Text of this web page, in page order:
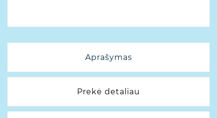
Aprašymas
Prekė detaliau